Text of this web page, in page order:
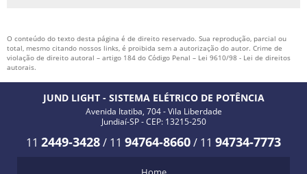
O conteúdo do texto desta página é de direito reservado. Sua reprodução, parcial ou
total, mesmo citando nossos links, é proibida sem a autorização do autor. Crime de
violação de direito autoral – artigo 184 do Código Penal – Lei 9610/98 - Lei de direitos
autorais.
JUND LIGHT - SISTEMA ELÉTRICO DE POTÊNCIA
Avenida Itatiba, 704 - Vila Liberdade
Jundiaí-SP - CEP: 13215-250
11 2449-3428/ 11 94764-8660/ 11 94734-7773